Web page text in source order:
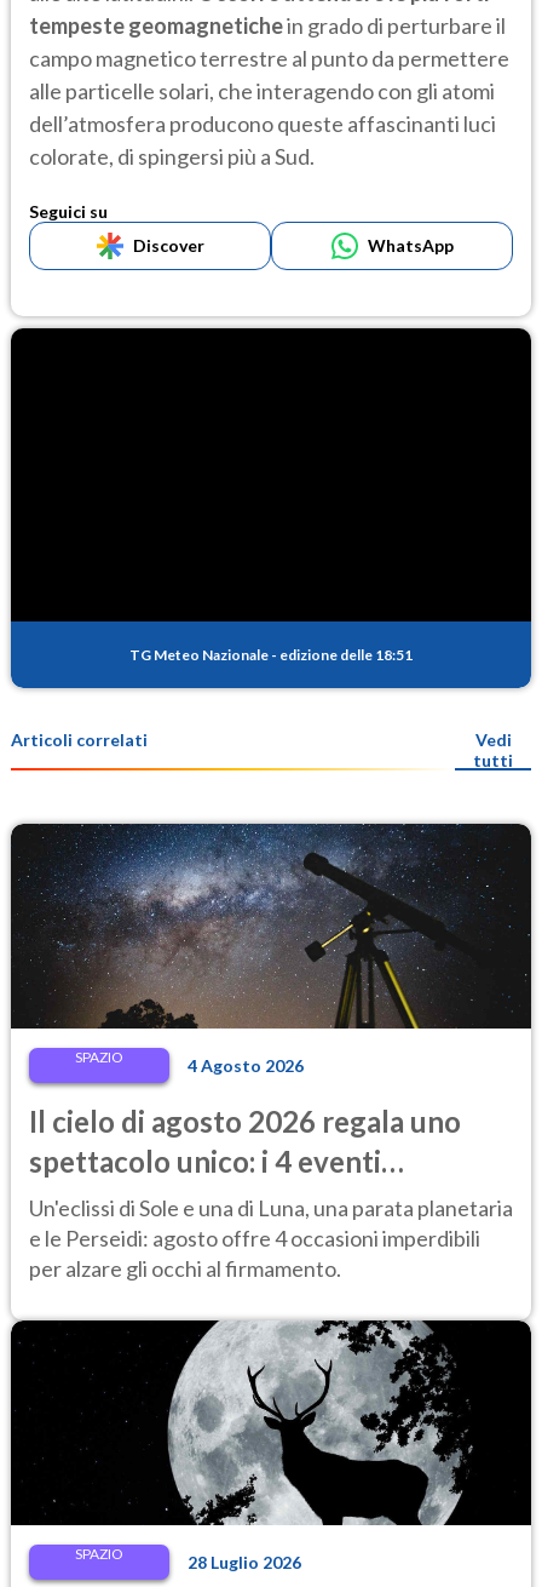
tempeste geomagnetichein grado di perturbare il
campo magnetico terrestre al punto da permettere
alle particelle solari, che interagendo con gli atomi
dell’atmosfera producono queste affascinanti luci
colorate, di spingersi più a Sud.
Seguici su
Discover
WhatsApp
TG Meteo Nazionale - edizione delle 18:51
Articoli correlati
Vedi
tutti
SPAZIO 4 Agosto 2026
Il cielo di agosto 2026 regala uno
spettacolo unico: i 4 eventi
astronomici da vedere
Un'eclissi di Sole e una di Luna, una parata planetaria
e le Perseidi: agosto offre 4 occasioni imperdibili
per alzare gli occhi al firmamento.
SPAZIO 28 Luglio 2026